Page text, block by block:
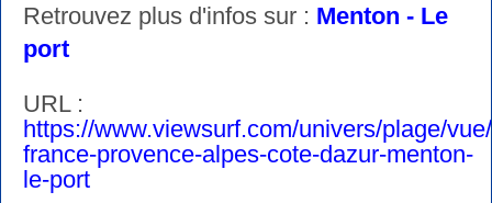
Retrouvez plus d'infos sur : Menton - Le
port
URL :
https://www.viewsurf.com/univers/plage/
france-provence-alpes-cote-dazur-menton-
le-port